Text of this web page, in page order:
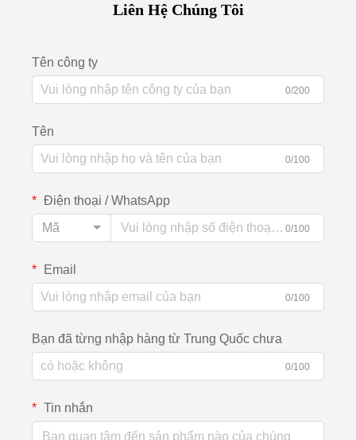
Liên Hệ Chúng Tôi
Tên công ty
0/200
Tên
0/100
Điện thoại / WhatsApp
Mã
0/100
Email
0/100
Bạn đã từng nhập hàng từ Trung Quốc chưa
0/100
Tin nhắn